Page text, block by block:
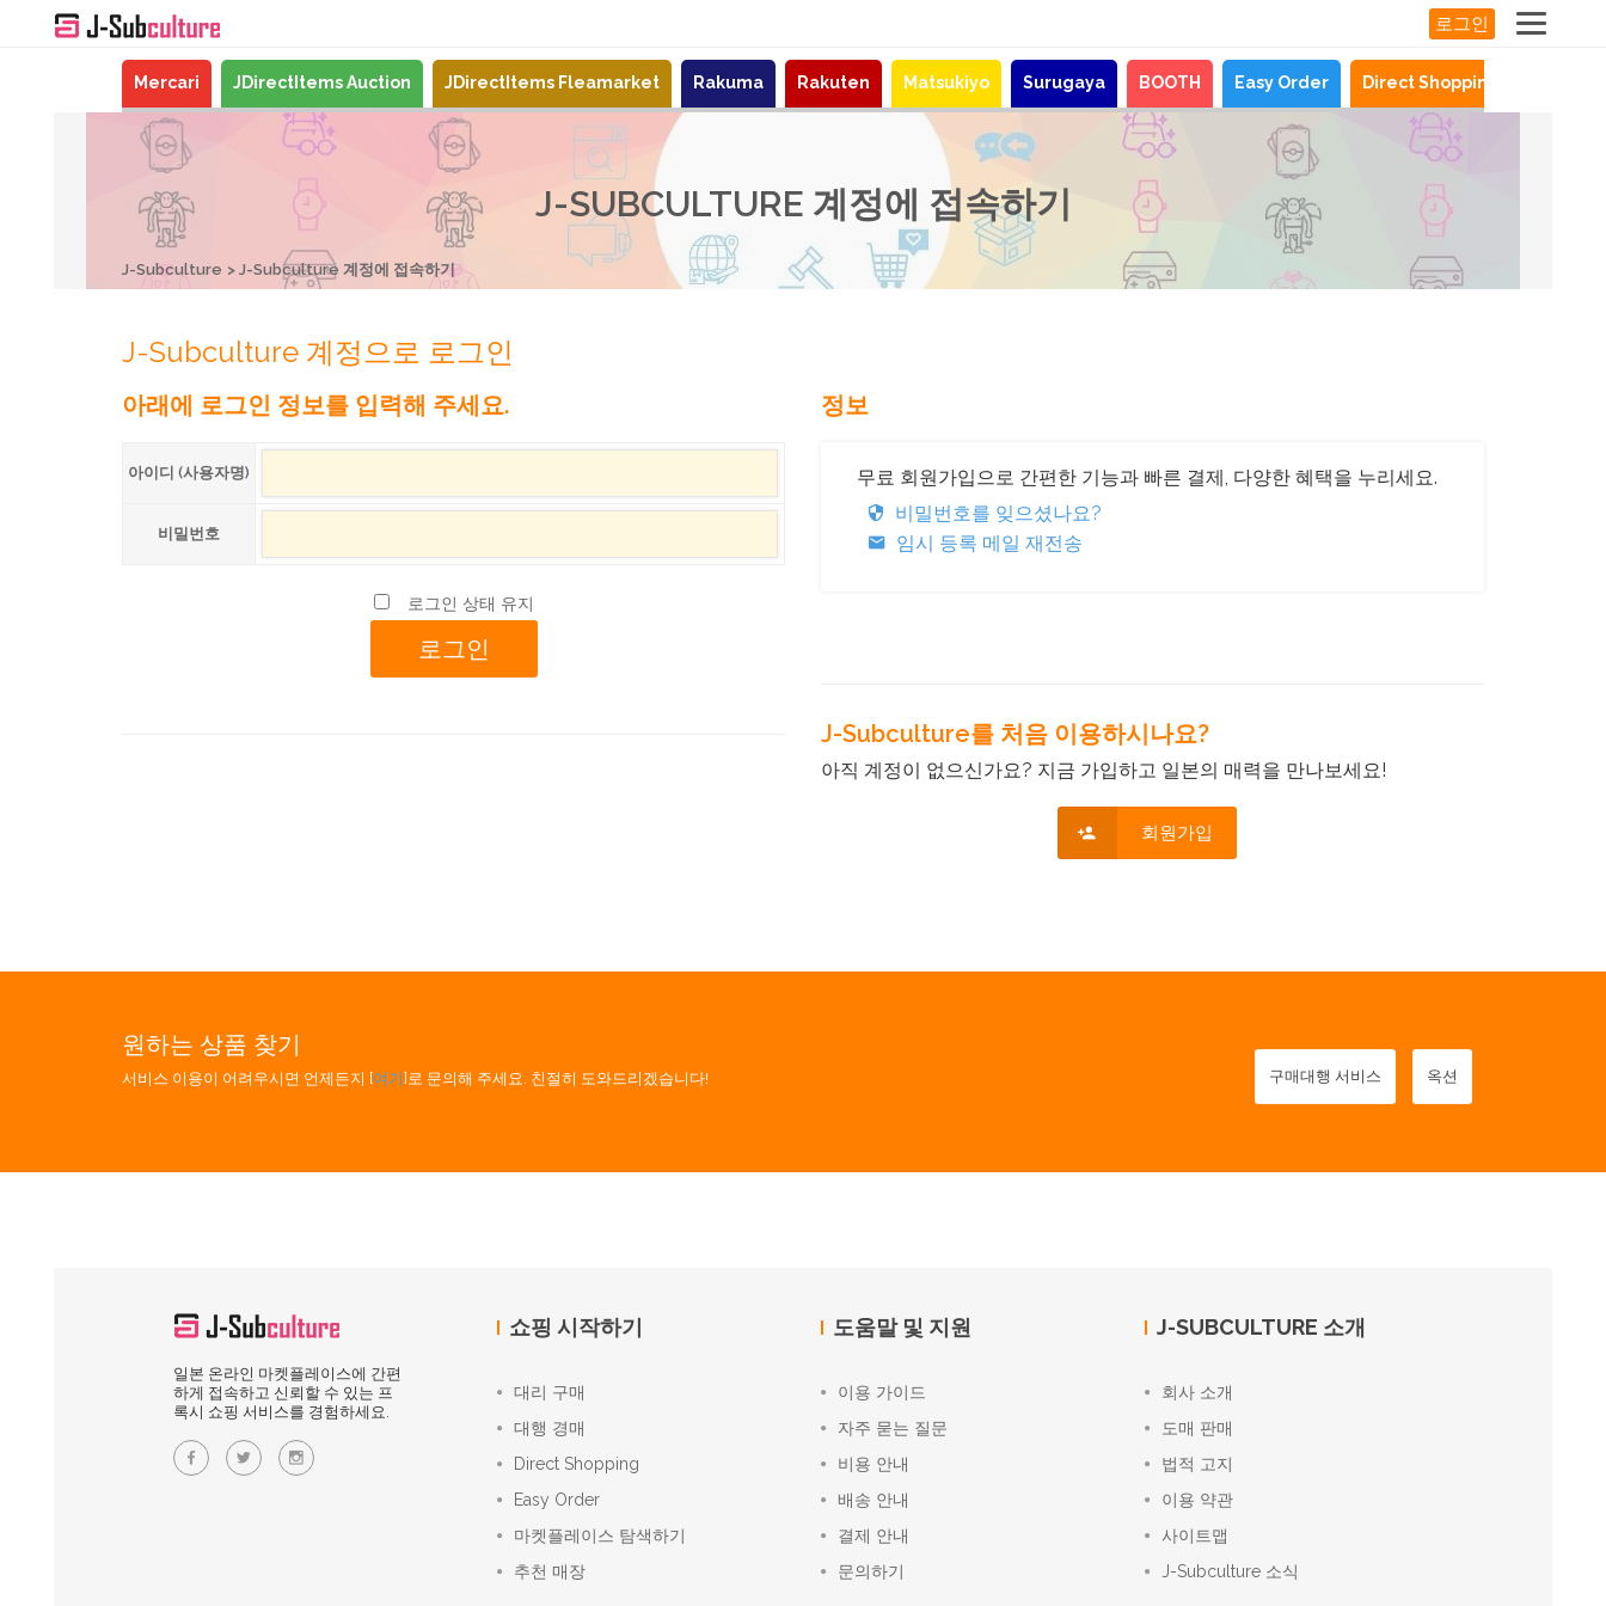
로그인
Mercari JDirectItems Auction JDirectItems Fleamarket Rakuma Rakuten Matsukiyo Surugaya BOOTH Easy Order Direct Shopping
J-SUBCULTURE 계정에 접속하기
J-Subculture J-Subculture 계정에 접속하기
J-Subculture 계정으로 로그인
아래에 로그인 정보를 입력해 주세요.
아이디 (사용자명)
비밀번호
로그인 상태 유지
정보
무료 회원가입으로 간편한 기능과 빠른 결제, 다양한 혜택을 누리세요.
비밀번호를 잊으셨나요?
임시 등록 메일 재전송
J-Subculture를 처음 이용하시나요?
아직 계정이 없으신가요? 지금 가입하고 일본의 매력을 만나보세요!
회원가입
원하는 상품 찾기
서비스 이용이 어려우시면 언제든지 [여기]로 문의해 주세요. 친절히 도와드리겠습니다! 구매대행 서비스 옥션
일본 온라인 마켓플레이스에 간편
하게 접속하고 신뢰할 수 있는 프
록시 쇼핑 서비스를 경험하세요.
쇼핑 시작하기
대리 구매
대행 경매
Direct Shopping
Easy Order
마켓플레이스 탐색하기
추천 매장
도움말 및 지원
이용 가이드
자주 묻는 질문
비용 안내
배송 안내
결제 안내
문의하기
J-SUBCULTURE 소개
회사 소개
도매 판매
법적 고지
이용 약관
사이트맵
J-Subculture 소식